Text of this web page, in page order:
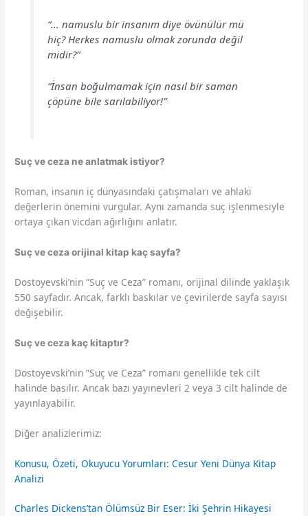
“… namuslu bir insanım diye övünülür mü
hiç? Herkes namuslu olmak zorunda değil
midir?”
“İnsan boğulmamak için nasıl bir saman
çöpüne bile sarılabiliyor!”
Suç ve ceza ne anlatmak istiyor?
Roman, insanın iç dünyasındaki çatışmaları ve ahlaki
değerlerin önemini vurgular. Aynı zamanda suç işlenmesiyle
ortaya çıkan vicdan ağırlığını anlatır.
Suç ve ceza orijinal kitap kaç sayfa?
Dostoyevski’nin “Suç ve Ceza” romanı, orijinal dilinde yaklaşık
550 sayfadır. Ancak, farklı baskılar ve çevirilerde sayfa sayısı
değişebilir.
Suç ve ceza kaç kitaptır?
Dostoyevski’nin “Suç ve Ceza” romanı genellikle tek cilt
halinde basılır. Ancak bazı yayınevleri 2 veya 3 cilt halinde de
yayınlayabilir.
Diğer analizlerimiz:
Konusu, Özeti, Okuyucu Yorumları: Cesur Yeni Dünya Kitap
Analizi
Charles Dickens’tan Ölümsüz Bir Eser: İki Şehrin Hikayesi